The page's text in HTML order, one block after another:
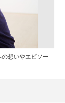
想いやエピソー